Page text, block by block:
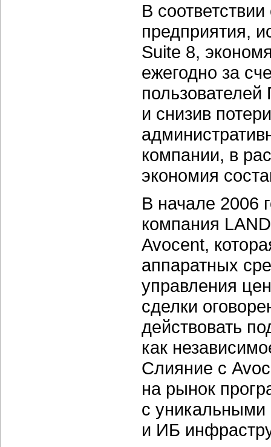
В
предприятия,
Suite 8,
ежегодно за
и снизив
компании, в
экономия
В начале 2006
компания
Avocent,
аппаратных
управления
сделки
действовать
как
Слияние с
на рынок
с
и ИБ